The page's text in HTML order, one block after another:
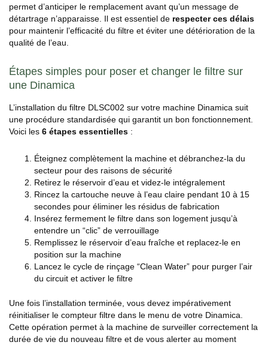
permet d’anticiper le remplacement avant qu’un message de
détartrage n’apparaisse. Il est essentiel de respecter ces délais
pour maintenir l’efficacité du filtre et éviter une détérioration de la
qualité de l’eau.
Étapes simples pour poser et changer le filtre sur
une Dinamica
L’installation du filtre DLSC002 sur votre machine Dinamica suit
une procédure standardisée qui garantit un bon fonctionnement.
Voici les 6 étapes essentielles :
Éteignez complètement la machine et débranchez-la du
secteur pour des raisons de sécurité
Retirez le réservoir d’eau et videz-le intégralement
Rincez la cartouche neuve à l’eau claire pendant 10 à 15
secondes pour éliminer les résidus de fabrication
Insérez fermement le filtre dans son logement jusqu’à
entendre un “clic” de verrouillage
Remplissez le réservoir d’eau fraîche et replacez-le en
position sur la machine
Lancez le cycle de rinçage “Clean Water” pour purger l’air
du circuit et activer le filtre
Une fois l’installation terminée, vous devez impérativement
réinitialiser le compteur filtre dans le menu de votre Dinamica.
Cette opération permet à la machine de surveiller correctement la
durée de vie du nouveau filtre et de vous alerter au moment